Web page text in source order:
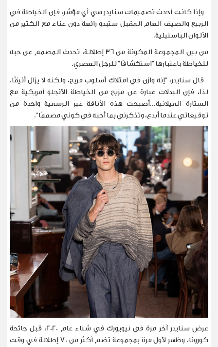
وإذا كانت أحدث تصميمات سنايدر هي أي مؤشر، فإن الخياطة في
الربيع والصيف العام المقبل ستبدو رائعة دون عناء مع الكثير من
الألوان الباستيلية.
من بين المجموعة المكونة من 36 إطلالة، تحدث المصمم عن حبه
للخياطة باعتبارها "استكشافًا" للرجل العصري.
قال سنايدر: "إنه وازن في امتلاك أسلوب مريح، ولكنه لا يزال أنيقًا.
لذا، فإن البدلات عبارة عن مزيج من الخياطة الأنجلو أمريكية مع
الستارة الميلانية...أصبحت هذه الأناقة غير الرسمية واحدة من
توقيعاتي عندما أبدع، وتذكرني بما أحبه في كوني مصممًا".
عرض سنايدر آخر مرة في نيويورك في شتاء عام 2020، قبل جائحة
كورونا، وظهر لأول مرة بمجموعة تضم أكثر من 70 إطلالة في وقت